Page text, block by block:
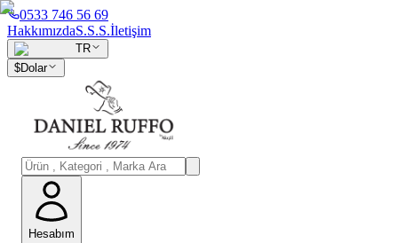
0533 746 56 69
HakkımızdaS.S.S.İletişim
TR
$Dolar
Hesabım